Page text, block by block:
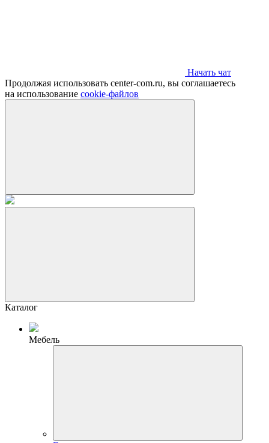
Начать чат
Продолжая использовать center-com.ru, вы соглашаетесь
на использование cookie-файлов
Каталог
Мебель